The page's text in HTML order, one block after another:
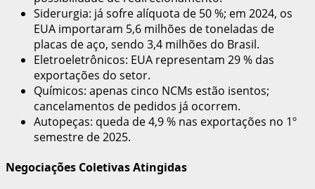
Siderurgia: já sofre alíquota de 50 %; em 2024, os
EUA importaram 5,6 milhões de toneladas de
placas de aço, sendo 3,4 milhões do Brasil.
Eletroeletrônicos: EUA representam 29 % das
exportações do setor.
Químicos: apenas cinco NCMs estão isentos;
cancelamentos de pedidos já ocorrem.
Autopeças: queda de 4,9 % nas exportações no 1º
semestre de 2025.
Negociações Coletivas Atingidas